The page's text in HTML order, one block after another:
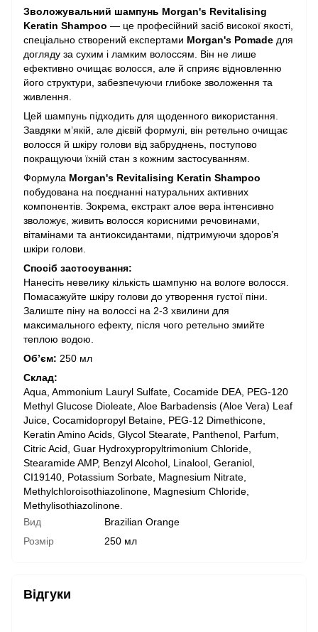
Зволожувальний шампунь Morgan's Revitalising
Keratin Shampoo — це професійний засіб високої якості,
спеціально створений експертами Morgan's Pomade для
догляду за сухим і ламким волоссям. Він не лише
ефективно очищає волосся, але й сприяє відновленню
його структури, забезпечуючи глибоке зволоження та
живлення.
Цей шампунь підходить для щоденного використання.
Завдяки м’якій, але дієвій формулі, він ретельно очищає
волосся й шкіру голови від забруднень, поступово
покращуючи їхній стан з кожним застосуванням.
Формула Morgan's Revitalising Keratin Shampoo
побудована на поєднанні натуральних активних
компонентів. Зокрема, екстракт алое вера інтенсивно
зволожує, живить волосся корисними речовинами,
вітамінами та антиоксидантами, підтримуючи здоров’я
шкіри голови.
Спосіб застосування:
Нанесіть невелику кількість шампуню на вологе волосся.
Помасажуйте шкіру голови до утворення густої піни.
Залиште піну на волоссі на 2-3 хвилини для
максимального ефекту, після чого ретельно змийте
теплою водою.
Об’єм: 250 мл
Склад:
Aqua, Ammonium Lauryl Sulfate, Cocamide DEA, PEG-120
Methyl Glucose Dioleate, Aloe Barbadensis (Aloe Vera) Leaf
Juice, Cocamidopropyl Betaine, PEG-12 Dimethicone,
Keratin Amino Acids, Glycol Stearate, Panthenol, Parfum,
Citric Acid, Guar Hydroxypropyltrimonium Chloride,
Stearamide AMP, Benzyl Alcohol, Linalool, Geraniol,
CI19140, Potassium Sorbate, Magnesium Nitrate,
Methylchloroisothiazolinone, Magnesium Chloride,
Methylisothiazolinone.
Вид
Brazilian Orange
Розмір
250 мл
Відгуки